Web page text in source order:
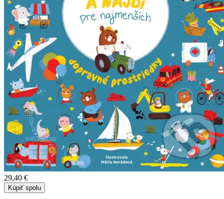
29,40 €
Kúpiť spolu